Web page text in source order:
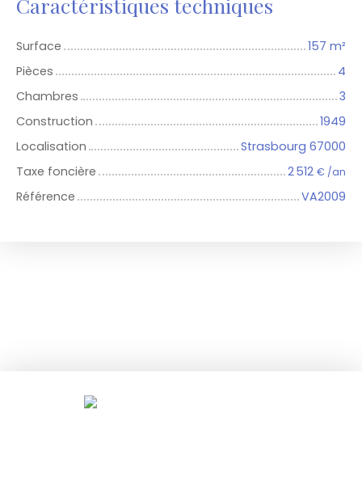
Surface 157 m²
Pièces
4
Chambres
3
Construction
1949
Localisation
Strasbourg 67000
Taxe foncière
2 512 € /an
Référence VA2009